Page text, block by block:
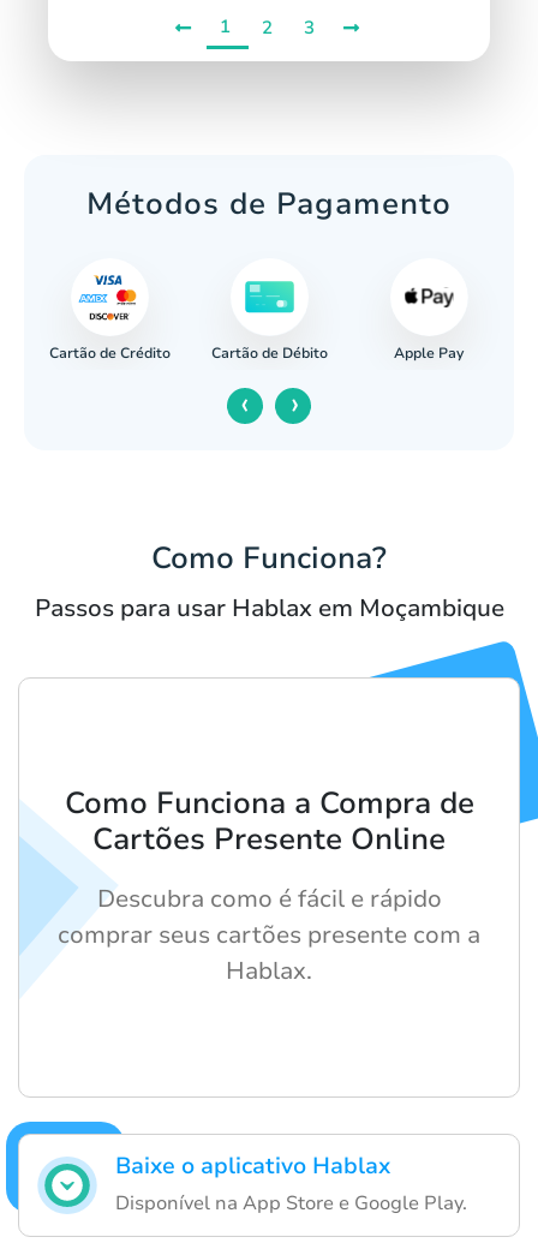
1 2 3
Métodos de Pagamento
Cartão de Crédito Cartão de Débito Apple Pay
‹ ›
Como Funciona?
Passos para usar Hablax em Moçambique
Baixe o aplicativo Hablax
Disponível na App Store e Google Play.
Como Funciona a Compra de
Cartões Presente Online
Descubra como é fácil e rápido
comprar seus cartões presente com a
Hablax.